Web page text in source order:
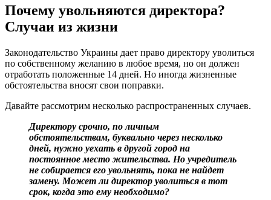
Почему увольняются директора?
Случаи из жизни
Законодательство Украины дает право директору уволиться
по собственному желанию в любое время, но он должен
отработать положенные 14 дней. Но иногда жизненные
обстоятельства вносят свои поправки.
Давайте рассмотрим несколько распространенных случаев.
Директору срочно, по личным
обстоятельствам, буквально через несколько
дней, нужно уехать в другой город на
постоянное место жительства. Но учредитель
не собирается его увольнять, пока не найдет
замену. Может ли директор уволиться в тот
срок, когда это ему необходимо?